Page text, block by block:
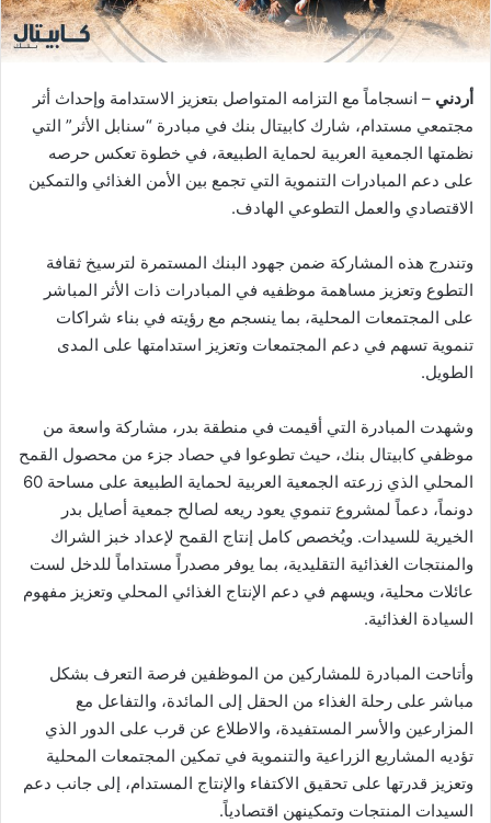
أردني – انسجاماً مع التزامه المتواصل بتعزيز الاستدامة وإحداث أثر
مجتمعي مستدام، شارك كابيتال بنك في مبادرة “سنابل الأثر” التي
نظمتها الجمعية العربية لحماية الطبيعة، في خطوة تعكس حرصه
على دعم المبادرات التنموية التي تجمع بين الأمن الغذائي والتمكين
الاقتصادي والعمل التطوعي الهادف.
وتندرج هذه المشاركة ضمن جهود البنك المستمرة لترسيخ ثقافة
التطوع وتعزيز مساهمة موظفيه في المبادرات ذات الأثر المباشر
على المجتمعات المحلية، بما ينسجم مع رؤيته في بناء شراكات
تنموية تسهم في دعم المجتمعات وتعزيز استدامتها على المدى
الطويل.
وشهدت المبادرة التي أقيمت في منطقة بدر، مشاركة واسعة من
موظفي كابيتال بنك، حيث تطوعوا في حصاد جزء من محصول القمح
المحلي الذي زرعته الجمعية العربية لحماية الطبيعة على مساحة 60
دونماً، دعماً لمشروع تنموي يعود ريعه لصالح جمعية أصايل بدر
الخيرية للسيدات. ويُخصص كامل إنتاج القمح لإعداد خبز الشراك
والمنتجات الغذائية التقليدية، بما يوفر مصدراً مستداماً للدخل لست
عائلات محلية، ويسهم في دعم الإنتاج الغذائي المحلي وتعزيز مفهوم
السيادة الغذائية.
وأتاحت المبادرة للمشاركين من الموظفين فرصة التعرف بشكل
مباشر على رحلة الغذاء من الحقل إلى المائدة، والتفاعل مع
المزارعين والأسر المستفيدة، والاطلاع عن قرب على الدور الذي
تؤديه المشاريع الزراعية والتنموية في تمكين المجتمعات المحلية
وتعزيز قدرتها على تحقيق الاكتفاء والإنتاج المستدام، إلى جانب دعم
السيدات المنتجات وتمكينهن اقتصادياً.